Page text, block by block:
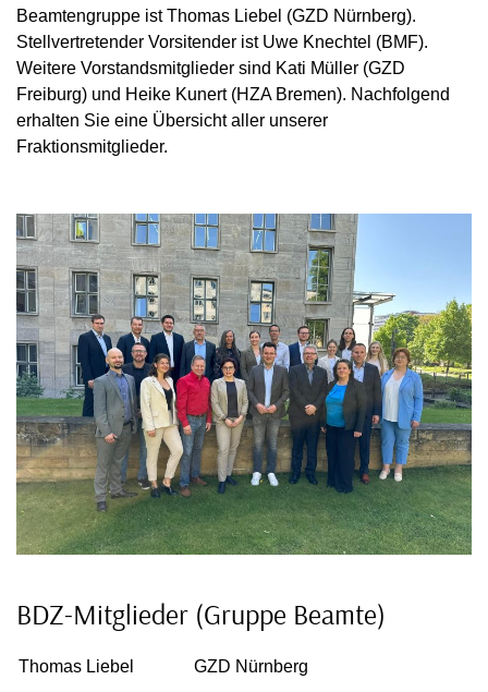
Beamtengruppe ist Thomas Liebel (GZD Nürnberg).
Stellvertretender Vorsitender ist Uwe Knechtel (BMF).
Weitere Vorstandsmitglieder sind Kati Müller (GZD
Freiburg) und Heike Kunert (HZA Bremen). Nachfolgend
erhalten Sie eine Übersicht aller unserer
Fraktionsmitglieder.
BDZ-Mitglieder (Gruppe Beamte)
Thomas Liebel GZD Nürnberg